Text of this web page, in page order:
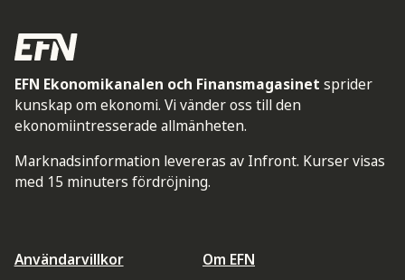
EFN Ekonomikanalen och Finansmagasinet sprider
kunskap om ekonomi. Vi vänder oss till den
ekonomiintresserade allmänheten.
Marknadsinformation levereras av Infront. Kurser visas
med 15 minuters fördröjning.
Användarvillkor
Om EFN